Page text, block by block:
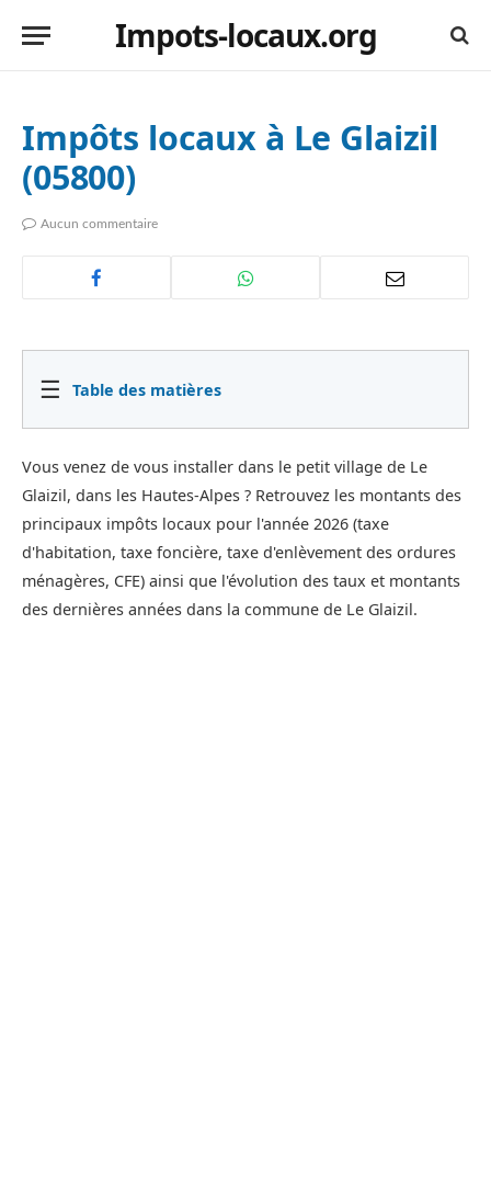
Impots-locaux.org
Impôts locaux à Le Glaizil
(05800)
Aucun commentaire
☰ Table des matières
Vous venez de vous installer dans le petit village de Le
Glaizil, dans les Hautes-Alpes ? Retrouvez les montants des
principaux impôts locaux pour l'année 2026 (taxe
d'habitation, taxe foncière, taxe d'enlèvement des ordures
ménagères, CFE) ainsi que l'évolution des taux et montants
des dernières années dans la commune de Le Glaizil.